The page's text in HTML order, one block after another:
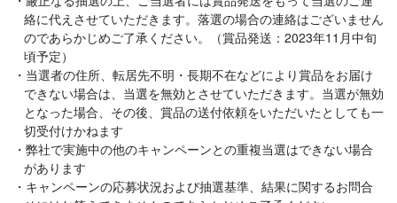
絡に代えさせていただきます。落選の場合の連絡はございません
のであらかじめご了承ください。（賞品発送：2023年11月中旬
頃予定）
当選者の住所、転居先不明・長期不在などにより賞品をお届け
できない場合は、当選を無効とさせていただきます。当選が無効
となった場合、その後、賞品の送付依頼をいただいたとしても一
切受付けかねます
弊社で実施中の他のキャンペーンとの重複当選はできない場合
があります
キャンペーンの応募状況および抽選基準、結果に関するお問合